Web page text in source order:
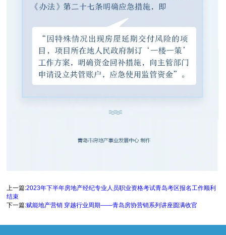
上一篇:2023年下半年房地产经纪专业人员职业资格考试青岛考区报名工作顺利
结束
下一篇:赋能地产营销 穿越行业周期——青岛房协营销系列讲座圆满收官